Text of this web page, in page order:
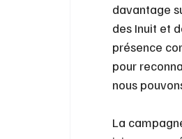
davantage
des Inuit et
présence
pour
nous
La